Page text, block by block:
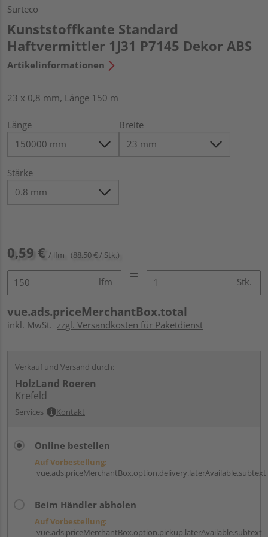
Surteco
Kunststoffkante Standard
Haftvermittler 1J31 P7145 Dekor ABS
Artikelinformationen
23 x 0,8 mm, Länge 150 m
Länge Breite
Stärke
0,59 € / lfm (88,50 € / Stk.)
lfm Stk.
vue.ads.priceMerchantBox.total
inkl. MwSt. zzgl. Versandkosten für Paketdienst
Verkauf und Versand durch:
HolzLand Roeren
Krefeld
Services Kontakt
Online bestellen
Auf Vorbestellung:
vue.ads.priceMerchantBox.option.delivery.laterAvailable.subtext
Beim Händler abholen
Auf Vorbestellung:
vue.ads.priceMerchantBox.option.pickup.laterAvailable.subtext